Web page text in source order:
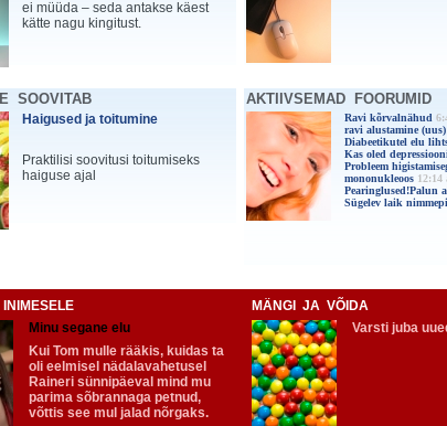
ei müüda – seda antakse käest
kätte nagu kingitust.
SOOVITAB
Haigused ja toitumine
Praktilisi soovitusi toitumiseks
haiguse ajal
AKTIIVSEMAD FOORUMID
Ravi kõrvalnähud
ravi alustamine (uus)
Diabeetikutel elu
Kas oled
Probleem
mononukleoos 12:14
Pearinglused!Palun
Sügelev laik
INIMESELE
Minu segane elu
Kui Tom mulle rääkis, kuidas ta
oli eelmisel nädalavahetusel
Raineri sünnipäeval mind mu
parima sõbrannaga petnud,
võttis see mul jalad nõrgaks.
MÄNGI JA VÕIDA
Varsti juba